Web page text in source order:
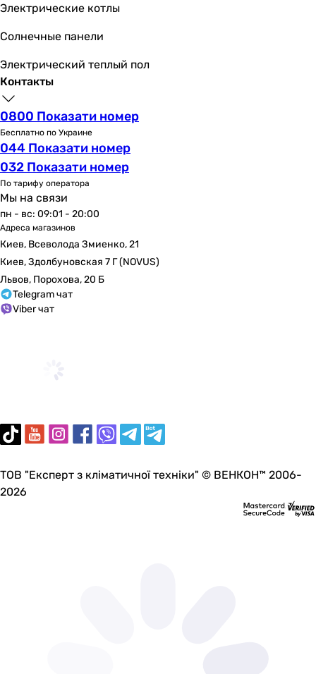
Электрические котлы
Солнечные панели
Электрический теплый пол
Контакты
0800 Показати номер
Бесплатно по Украине
044 Показати номер
032 Показати номер
По тарифу оператора
Мы на связи
пн - вс: 09:01 - 20:00
Адреса магазинов
Киев, Всеволода Змиенко, 21
Киев, Здолбуновская 7 Г (NOVUS)
Львов, Порохова, 20 Б
Telegram чат
Viber чат
ТОВ "Експерт з кліматичної техніки" © ВЕНКОН™ 2006-
2026